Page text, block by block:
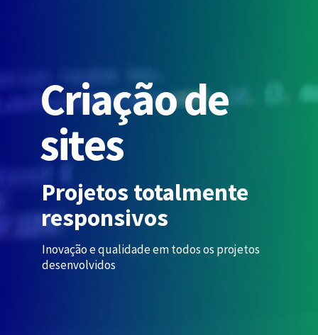
Criaçãode
sites
Projetos totalmente
responsivos
Inovação e qualidade em todos os projetos
desenvolvidos